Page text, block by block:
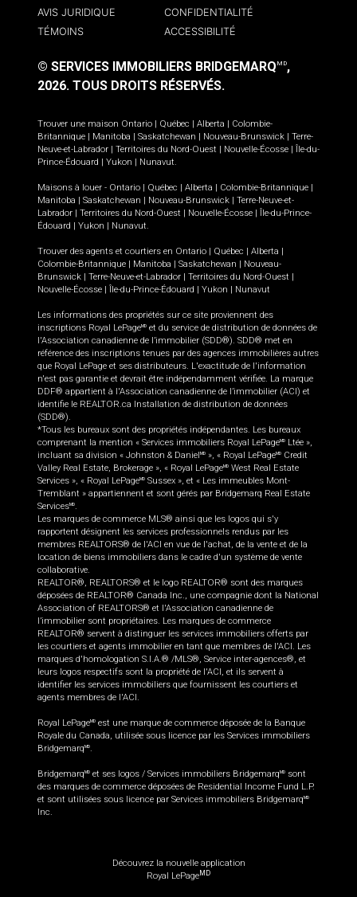
AVIS JURIDIQUE
CONFIDENTIALITÉ
TÉMOINS
ACCESSIBILITÉ
© SERVICES IMMOBILIERS BRIDGEMARQ MD,
2026. TOUS DROITS RÉSERVÉS.
Trouver une maison Ontario Québec Alberta
Colombie-
Britannique
Manitoba Saskatchewan Nouveau-Brunswick
Terre-
Neuve-et-Labrador
Territoires du Nord-Ouest Nouvelle-Écosse
Île-du-
Prince-Édouard
Yukon Nunavut.
Maisons à louer - Ontario Québec Alberta Colombie-Britannique
Manitoba
Saskatchewan Nouveau-Brunswick
Terre-Neuve-et-
Labrador
Territoires du Nord-Ouest Nouvelle-Écosse
Île-du-Prince-
Édouard
Yukon Nunavut.
Trouver des agents et courtiers en Ontario Québec Alberta
Colombie-Britannique
Manitoba Saskatchewan
Nouveau-
Brunswick
Terre-Neuve-et-Labrador Territoires du Nord-Ouest
Nouvelle-Écosse
Île-du-Prince-Édouard Yukon Nunavut
Les informations des propriétés sur ce site proviennent des
inscriptions Royal LePageMD et du service de distribution de données de
l'Association canadienne de l’immobilier (SDD®). SDD® met en
référence des inscriptions tenues par des agences immobilières autres
que Royal LePage et ses distributeurs. L'exactitude de l'information
n'est pas garantie et devrait être indépendamment vérifiée. La marque
DDF® appartient à l'Association canadienne de l’immobilier (ACI) et
identifie le REALTOR.ca Installation de distribution de données
(SDD®).
*Tous les bureaux sont des propriétés indépendantes. Les bureaux
comprenant la mention « Services immobiliers Royal LePageMD
Ltée »,
incluant sa division « Johnston & Daniel MD », « Royal LePageMD
Credit
Valley Real Estate, Brokerage », « Royal LePageMD West Real Estate
Services », « Royal LePageMD Sussex », et « Les immeubles Mont-
Tremblant » appartiennent et sont gérés par Bridgemarq Real Estate
ServicesMD.
Les marques de commerce MLS® ainsi que les logos qui s'y
rapportent désignent les services professionnels rendus par les
membres REALTORS® de l'ACI en vue de l'achat, de la vente et de la
location de biens immobiliers dans le cadre d'un système de vente
collaborative.
REALTOR®, REALTORS® et le logo REALTOR® sont des marques
déposées de REALTOR® Canada Inc., une compagnie dont la National
Association of REALTORS® et l'Association canadienne de
l’immobilier sont propriétaires. Les marques de commerce
REALTOR® servent à distinguer les services immobiliers offerts par
les courtiers et agents immobilier en tant que membres de l'ACI. Les
marques d'homologation S.I.A.® /MLS®, Service inter-agences®, et
leurs logos respectifs sont la propriété de l'ACI, et ils servent à
identifier les services immobiliers que fournissent les courtiers et
agents membres de l'ACI.
Royal LePageMD est une marque de commerce déposée de la Banque
Royale du Canada, utilisée sous licence par les Services immobiliers
BridgemarqMD.
BridgemarqMD et ses logos / Services immobiliers BridgemarqMD
sont
des marques de commerce déposées de Residential Income Fund L.P.
et sont utilisées sous licence par Services immobiliers BridgemarqMD
Inc.
Découvrez la nouvelle application
Royal LePageMD